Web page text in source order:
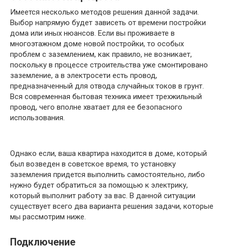
Имеется несколько методов решения данной задачи.
Выбор напрямую будет зависеть от времени постройки
дома или иных нюансов. Если вы проживаете в
многоэтажном доме новой постройки, то особых
проблем с заземлением, как правило, не возникает,
поскольку в процессе строительства уже смонтировано
заземление, а в электросети есть провод,
предназначенный для отвода случайных токов в грунт.
Вся современная бытовая техника имеет трехжильный
провод, чего вполне хватает для ее безопасного
использования.
Однако если, ваша квартира находится в доме, который
был возведен в советское время, то установку
заземления придется выполнить самостоятельно, либо
нужно будет обратиться за помощью к электрику,
который выполнит работу за вас. В данной ситуации
существует всего два варианта решения задачи, которые
мы рассмотрим ниже.
Подключение